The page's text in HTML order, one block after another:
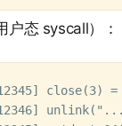
户态 syscall）：
close(3) =